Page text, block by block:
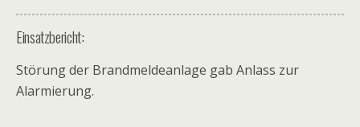
Einsatzbericht:
Störung der Brandmeldeanlage gab Anlass zur
Alarmierung.